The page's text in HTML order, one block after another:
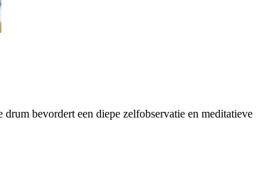
bevordert een diepe zelfobservatie en meditatieve